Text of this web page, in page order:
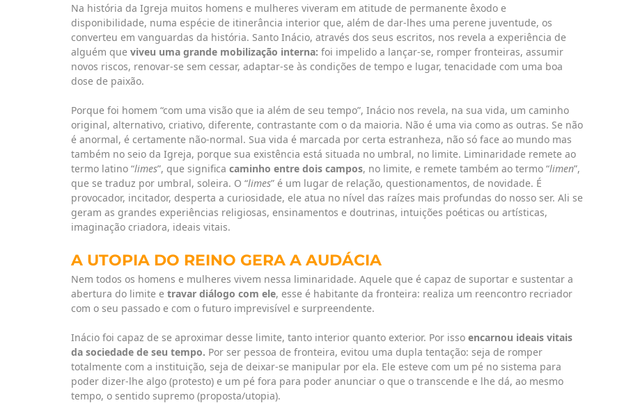
Na história da Igreja muitos homens e mulheres viveram em atitude de permanente êxodo e
disponibilidade, numa espécie de itinerância interior que, além de dar-lhes uma perene juventude, os
converteu em vanguardas da história. Santo Inácio, através dos seus escritos, nos revela a experiência de
alguém que viveu uma grande mobilização interna: foi impelido a lançar-se, romper fronteiras, assumir
novos riscos, renovar-se sem cessar, adaptar-se às condições de tempo e lugar, tenacidade com uma boa
dose de paixão.
Porque foi homem “com uma visão que ia além de seu tempo”, Inácio nos revela, na sua vida, um caminho
original, alternativo, criativo, diferente, contrastante com o da maioria. Não é uma via como as outras. Se não
é anormal, é certamente não-normal. Sua vida é marcada por certa estranheza, não só face ao mundo mas
também no seio da Igreja, porque sua existência está situada no umbral, no limite. Liminaridade remete ao
termo latino “limes”, que significa caminho entre dois campos, no limite, e remete também ao termo “limen”,
que se traduz por umbral, soleira. O “limes” é um lugar de relação, questionamentos, de novidade. É
provocador, incitador, desperta a curiosidade, ele atua no nível das raízes mais profundas do nosso ser. Ali se
geram as grandes experiências religiosas, ensinamentos e doutrinas, intuições poéticas ou artísticas,
imaginação criadora, ideais vitais.
A UTOPIA DO REINO GERA A AUDÁCIA
Nem todos os homens e mulheres vivem nessa liminaridade. Aquele que é capaz de suportar e sustentar a
abertura do limite e travar diálogo com ele, esse é habitante da fronteira: realiza um reencontro recriador
com o seu passado e com o futuro imprevisível e surpreendente.
Inácio foi capaz de se aproximar desse limite, tanto interior quanto exterior. Por isso encarnou ideais vitais
da sociedade de seu tempo. Por ser pessoa de fronteira, evitou uma dupla tentação: seja de romper
totalmente com a instituição, seja de deixar-se manipular por ela. Ele esteve com um pé no sistema para
poder dizer-lhe algo (protesto) e um pé fora para poder anunciar o que o transcende e lhe dá, ao mesmo
tempo, o sentido supremo (proposta/utopia).